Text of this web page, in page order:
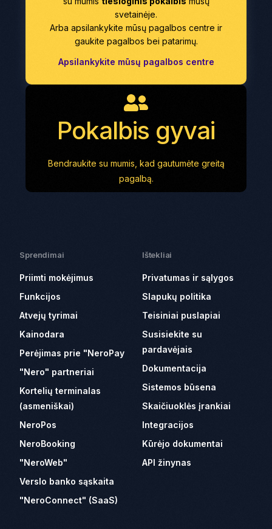
svetainėje.
Arba apsilankykite mūsų pagalbos centre ir
gaukite pagalbos bei patarimų.
Apsilankykite mūsų pagalbos centre
Pokalbis gyvai
Bendraukite su mumis, kad gautumėte greitą
pagalbą.
Sprendimai
Priimti mokėjimus
Funkcijos
Atvejų tyrimai
Kainodara
Perėjimas prie "NeroPay
"Nero" partneriai
Kortelių terminalas
(asmeniškai)
NeroPos
NeroBooking
"NeroWeb"
Verslo banko sąskaita
"NeroConnect" (SaaS)
Ištekliai
Privatumas ir sąlygos
Slapukų politika
Teisiniai puslapiai
Susisiekite su
pardavėjais
Dokumentacija
Sistemos būsena
Skaičiuoklės įrankiai
Integracijos
Kūrėjo dokumentai
API žinynas